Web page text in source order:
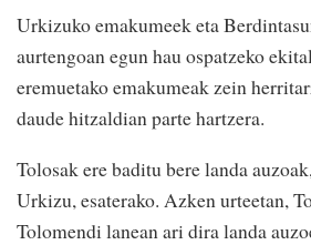
Urkizuko emakumeek eta
aurtengoan egun hau ospatzeko
eremuetako emakumeak zein
daude hitzaldian parte hartzera.
Tolosak ere baditu bere landa
Urkizu, esaterako. Azken urteetan,
Tolomendi lanean ari dira landa